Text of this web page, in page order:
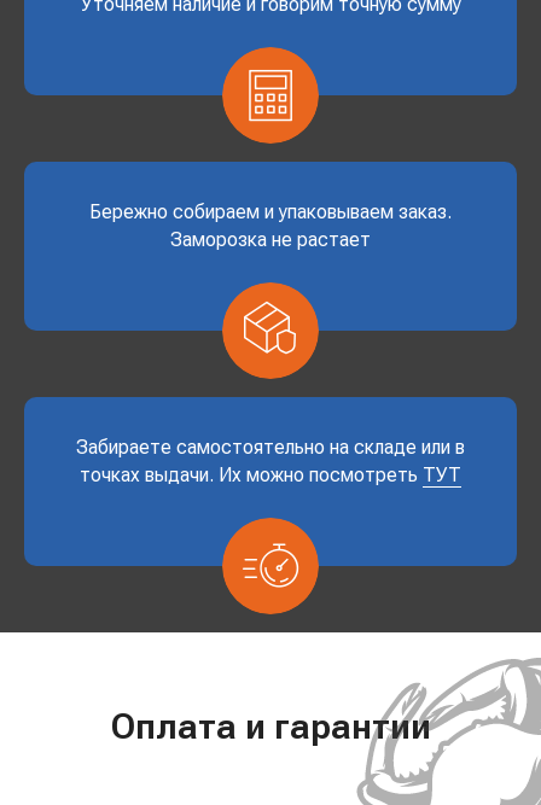
Бережно собираем и упаковываем заказ.
Заморозка не растает
Забираете самостоятельно на складе или в
точках выдачи. Их можно посмотреть ТУТ
Оплата и гарантии